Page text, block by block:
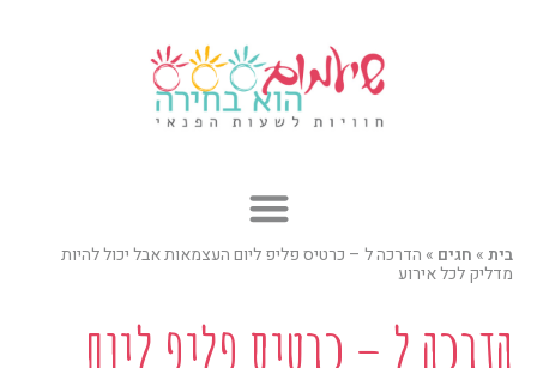
בית» חגים » הדרכה ל – כרטיס פליפ ליום העצמאות אבל יכול להיות
מדליק לכל אירוע
הדרכה ל – כרטיס פליפ ליום